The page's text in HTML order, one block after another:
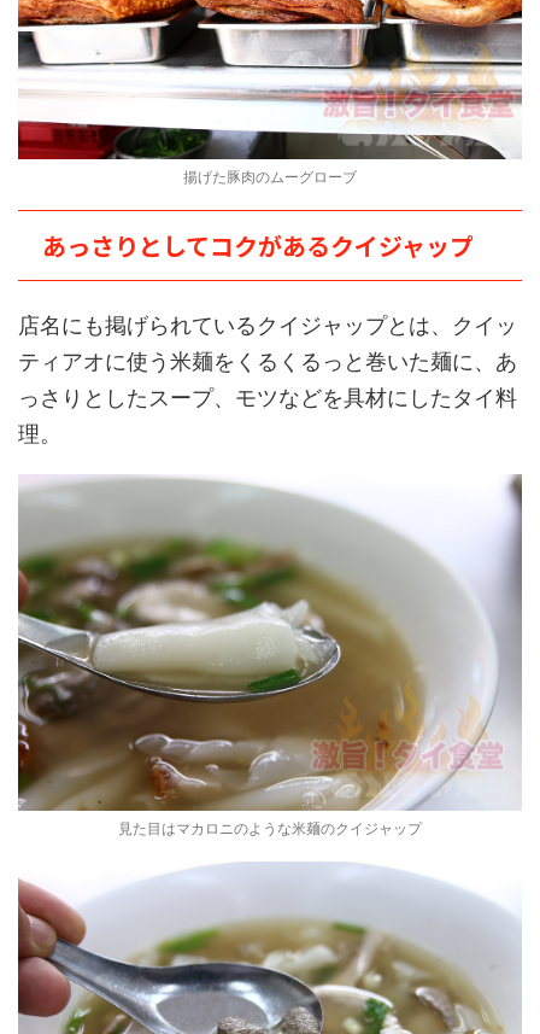
揚げた豚肉のムーグローブ
あっさりとしてコクがあるクイジャップ
店名にも掲げられているクイジャップとは、クイッ
ティアオに使う米麺をくるくるっと巻いた麺に、あ
っさりとしたスープ、モツなどを具材にしたタイ料
理。
見た目はマカロニのような米麺のクイジャップ